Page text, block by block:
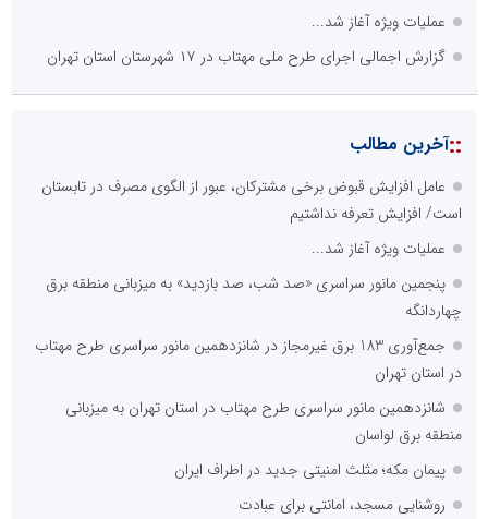
عملیات ویژه آغاز شد...
گزارش اجمالی اجرای طرح ملی مهتاب در ۱۷ شهرستان استان تهران
::آخرین مطالب
عامل افزایش قبوض برخی مشترکان، عبور از الگوی مصرف در تابستان
است/ افزایش تعرفه نداشتیم
عملیات ویژه آغاز شد...
پنجمین مانور سراسری «صد شب، صد بازدید» به میزبانی منطقه برق
چهاردانگه
جمع‌آوری 183 برق غیرمجاز در شانزدهمین مانور سراسری طرح مهتاب
در استان تهران
شانزدهمین مانور سراسری طرح مهتاب در استان تهران به میزبانی
منطقه برق لواسان
پیمان مکه؛ مثلث امنیتی جدید در اطراف ایران
روشنایی مسجد، امانتی برای عبادت